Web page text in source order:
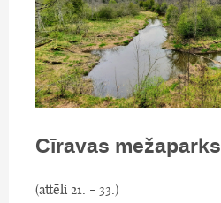
Cīravas mežaparks
(attēli 21. - 33.)